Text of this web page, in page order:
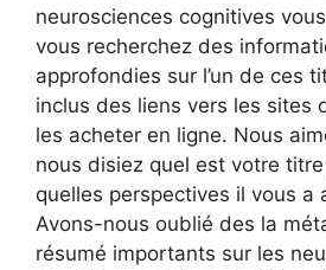
neurosciences cognitives
vous recherchez des
approfondies sur l’un de ces
inclus des liens vers les sites
les acheter en ligne. Nous
nous disiez quel est votre
quelles perspectives il vous a
Avons-nous oublié des la
résumé importants sur les